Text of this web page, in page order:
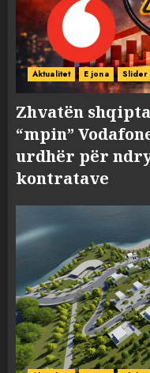
Aktualitet E jona Slider
Zhvatën
“mpin”
urdhër për
kontratave